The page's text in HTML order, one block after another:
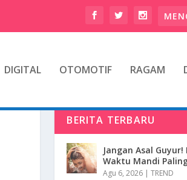
DIGITAL OTOMOTIF RAGAM
BERITA TERBARU
Jangan Asal Guyur!
Waktu Mandi
Agu 6, 2026 |TREND